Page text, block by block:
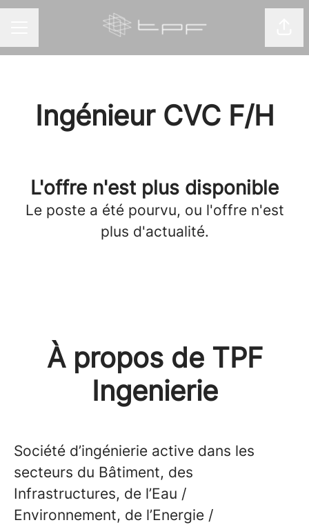
Ingénieur CVC F/H
L'offre n'est plus disponible
Le poste a été pourvu, ou l'offre n'est
plus d'actualité.
À propos de TPF
Ingenierie
Société d’ingénierie active dans les
secteurs du Bâtiment, des
Infrastructures, de l’Eau /
Environnement, de l’Energie /